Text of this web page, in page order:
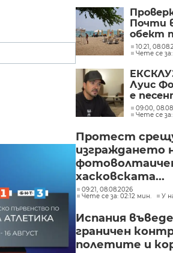
Почти
обект
10:21,
Чете се
Луис
е
09:00,
Чете се
Протест
изграждането
хасковската...
09:21, 08.08.2026
Чете се за: 02:12 мин.
У
Испания
граничен
полетите и